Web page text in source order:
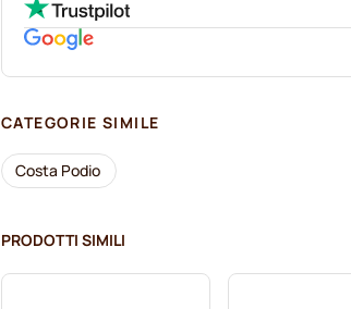
CATEGORIE SIMILE
Costa Podio
PRODOTTI SIMILI